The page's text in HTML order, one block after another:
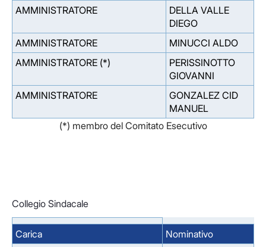
AMMINISTRATORE
DELLA VALLE
DIEGO
AMMINISTRATORE
MINUCCI ALDO
AMMINISTRATORE (*)
PERISSINOTTO
GIOVANNI
AMMINISTRATORE
GONZALEZ CID
MANUEL
(*) membro del Comitato Esecutivo
Collegio Sindacale
Carica
Nominativo